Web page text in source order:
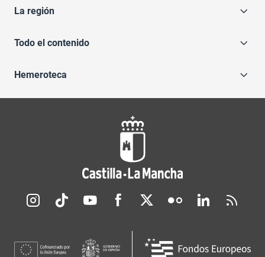
La región
Todo el contenido
Hemeroteca
Redes sociales JCCM